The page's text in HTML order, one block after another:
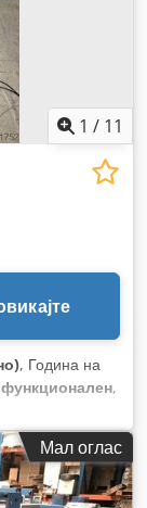
1 / 11
, Година на
,
Мал оглас